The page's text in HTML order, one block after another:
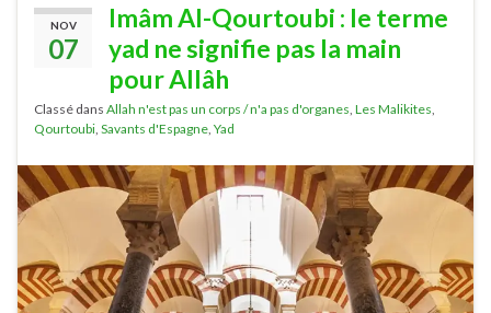
NOV
07
Imâm Al-Qourtoubi : le terme
yad ne signifie pas la main
pour Allâh
Classé dans Allah n'est pas un corps / n'a pas d'organes Les Malikites
Qourtoubi Savants d'Espagne Yad